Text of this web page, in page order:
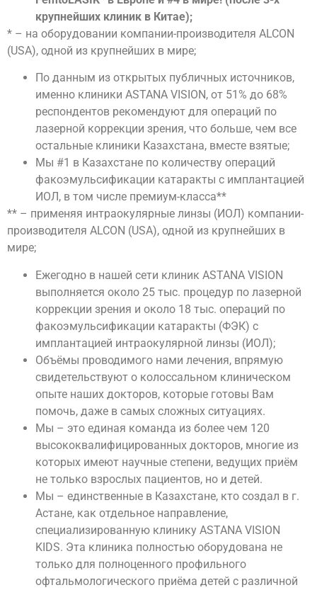
крупнейших клиник в Китае);
* – на оборудовании компании-производителя ALCON
(USA), одной из крупнейших в мире;
По данным из открытых публичных источников,
именно клиники ASTANA VISION, от 51% до 68%
респондентов рекомендуют для операций по
лазерной коррекции зрения, что больше, чем все
остальные клиники Казахстана, вместе взятые;
Мы #1 в Казахстане по количеству операций
факоэмульсификации катаракты с имплантацией
ИОЛ, в том числе премиум-класса**
** – применяя интраокулярные линзы (ИОЛ) компании-
производителя ALCON (USA), одной из крупнейших в
мире;
Ежегодно в нашей сети клиник ASTANA VISION
выполняется около 25 тыс. процедур по лазерной
коррекции зрения и около 18 тыс. операций по
факоэмульсификации катаракты (ФЭК) с
имплантацией интраокулярной линзы (ИОЛ);
Объёмы проводимого нами лечения, впрямую
свидетельствуют о колоссальном клиническом
опыте наших докторов, которые готовы Вам
помочь, даже в самых сложных ситуациях.
Мы – это единая команда из более чем 120
высококвалифицированных докторов, многие из
которых имеют научные степени, ведущих приём
не только взрослых пациентов, но и детей.
Мы – единственные в Казахстане, кто создал в г.
Астане, как отдельное направление,
специализированную клинику ASTANA VISION
KIDS. Эта клиника полностью оборудована не
только для полноценного профильного
офтальмологического приёма детей с различной